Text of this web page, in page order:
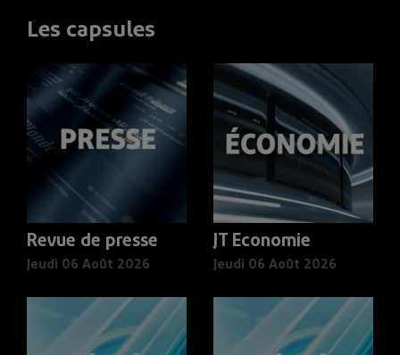
Les capsules
Revue de presse
Jeudi 06 Août 2026
JT Economie
Jeudi 06 Août 2026